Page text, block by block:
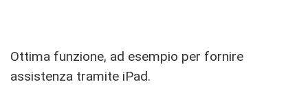
Ottima funzione, ad esempio per fornire
assistenza tramite iPad.